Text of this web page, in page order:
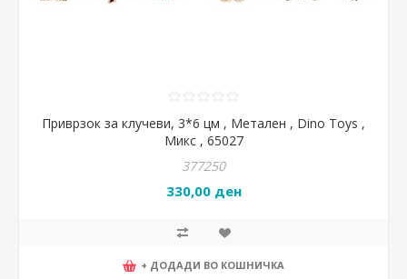
Приврзок за клучеви, 3*6 цм , Метален , Dino Toys ,
Микс , 65027
377250
330,00 ден
+ ДОДАДИ ВО КОШНИЧКА